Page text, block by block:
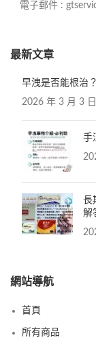
電子郵件 :
最新文章
早洩是否能根治
2026 年 3 月 3 日
手
長
解
網站導航
首頁
所有商品